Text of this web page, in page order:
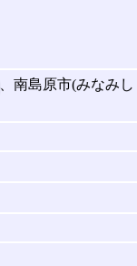
、南島原市(みなみ